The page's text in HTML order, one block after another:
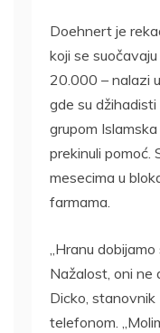
Doehnert je
koji se
20.000 – nalazi
gde su
grupom
prekinuli pomoć.
mesecima u
farmama.
„Hranu
Nažalost, oni ne
Dicko,
telefonom.